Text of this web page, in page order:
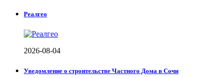
Реалгео
2026-08-04
Уведомление о строительстве Частного Дома в Сочи